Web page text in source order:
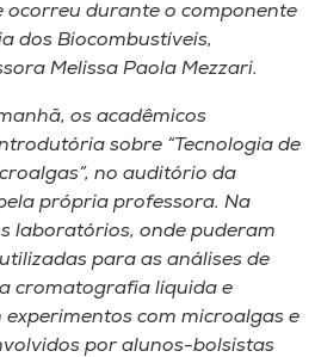
ocorreu durante o componente
dos Biocombustíveis,
Melissa Paola Mezzari.
os acadêmicos
sobre “Tecnologia de
no auditório da
própria professora. Na
laboratórios, onde puderam
para as análises de
cromatografia líquida e
experimentos com microalgas e
por alunos-bolsistas